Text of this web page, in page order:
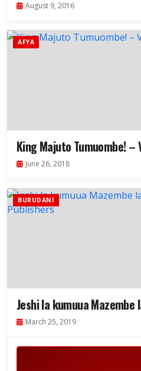
August 9, 2016
AFYA
King Majuto Tumuombe! –
June 26, 2018
BURUDANI
Jeshi la kumuua Mazembe
March 25, 2019